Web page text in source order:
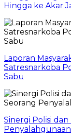
Hingga ke Akar
Laporan
Satresnarkoba
Sabu
Sinergi Polisi